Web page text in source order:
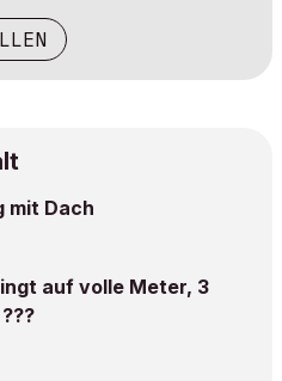
mit Dach
auf volle Meter, 3